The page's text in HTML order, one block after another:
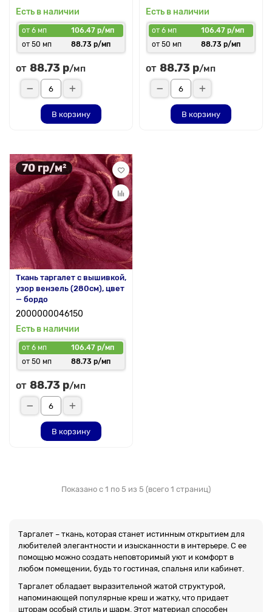
Есть в наличии
от 6 мп
106.47 р/мп
от 50 мп
88.73 р/мп
от 88.73 р/мп
В корзину
Есть в наличии
от 6 мп
106.47 р/мп
от 50 мп
88.73 р/мп
от 88.73 р/мп
В корзину
70 гр/м²
Ткань таргалет с вышивкой,
узор вензель (280см), цвет
— бордо
2000000046150
Есть в наличии
от 6 мп
106.47 р/мп
от 50 мп
88.73 р/мп
от 88.73 р/мп
В корзину
Показано с 1 по 5 из 5 (всего 1 страниц)
Таргалет – ткань, которая станет истинным открытием для
любителей элегантности и изысканности в интерьере. С ее
помощью можно создать неповторимый уют и комфорт в
любом помещении, будь то гостиная, спальня или кабинет.
Таргалет обладает выразительной жатой структурой,
напоминающей популярные креш и жатку, что придает
шторам особый стиль и шарм. Этот материал способен